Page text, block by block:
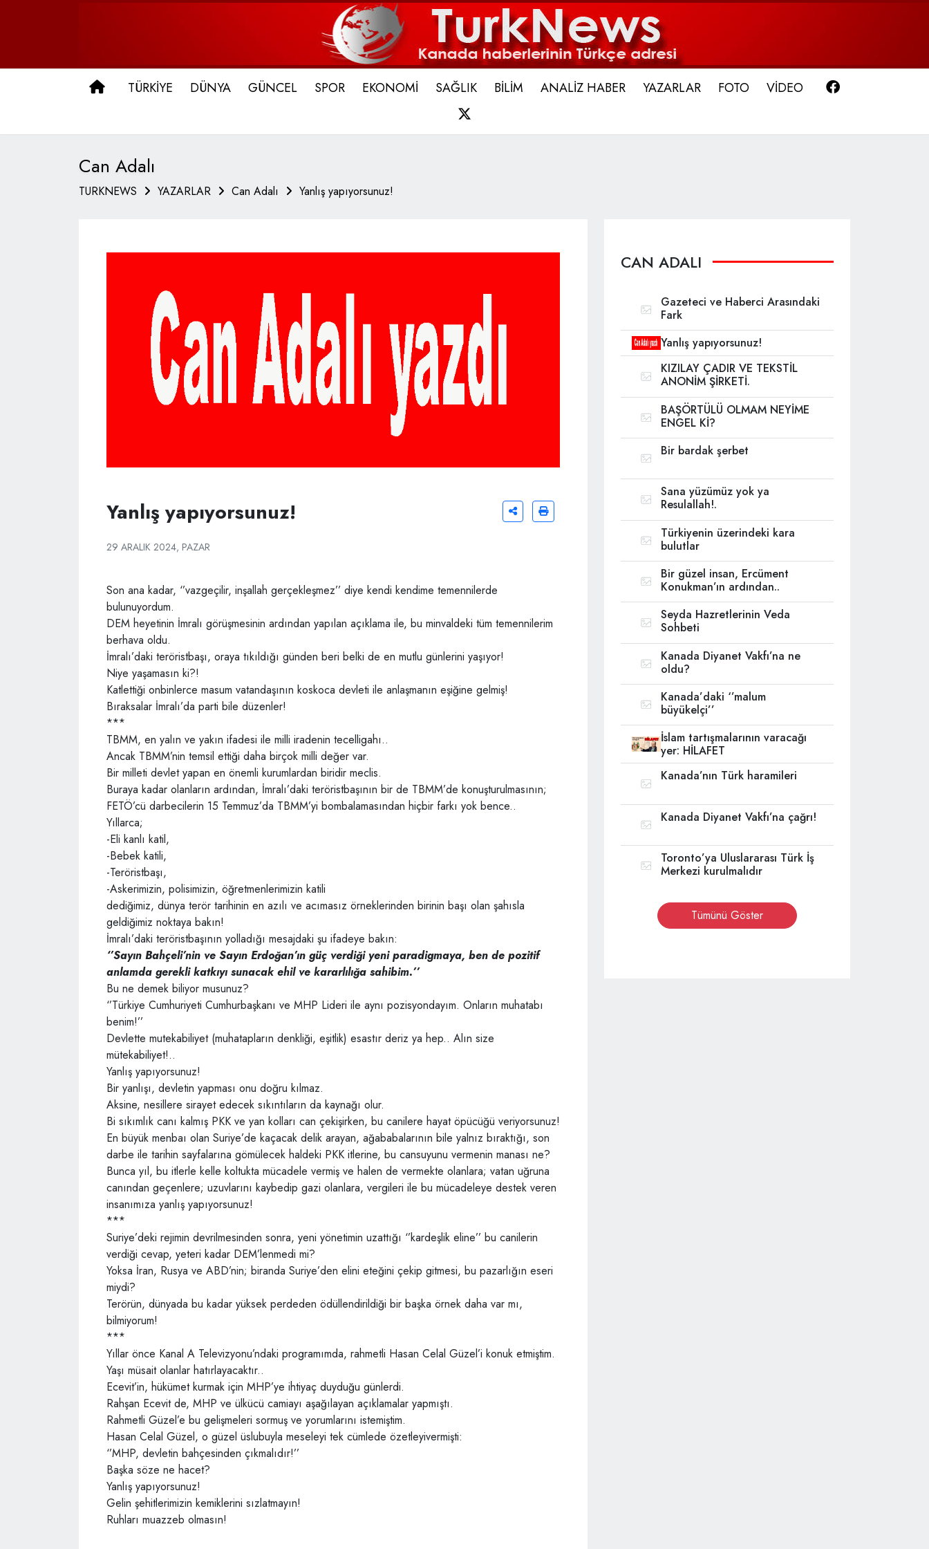
ANA SAYFA
TÜRKİYE DÜNYA GÜNCEL SPOR EKONOMİ SAĞLIK BİLİM ANALİZ HABER YAZARLAR FOTO VİDEO
Can Adalı
TURKNEWS YAZARLAR Can Adalı Yanlış yapıyorsunuz!
Yanlış yapıyorsunuz!
29 ARALIK 2024, PAZAR
Son ana kadar, ‘’vazgeçilir, inşallah gerçekleşmez’’ diye kendi kendime temennilerde
bulunuyordum.
DEM heyetinin İmralı görüşmesinin ardından yapılan açıklama ile, bu minvaldeki tüm temennilerim
berhava oldu.
İmralı’daki teröristbaşı, oraya tıkıldığı günden beri belki de en mutlu günlerini yaşıyor!
Niye yaşamasın ki?!
Katlettiği onbinlerce masum vatandaşının koskoca devleti ile anlaşmanın eşiğine gelmiş!
Bıraksalar İmralı’da parti bile düzenler!
***
TBMM, en yalın ve yakın ifadesi ile milli iradenin tecelligahı..
Ancak TBMM’nin temsil ettiği daha birçok milli değer var.
Bir milleti devlet yapan en önemli kurumlardan biridir meclis.
Buraya kadar olanların ardından, İmralı’daki teröristbaşının bir de TBMM’de konuşturulmasının;
FETÖ’cü darbecilerin 15 Temmuz’da TBMM’yi bombalamasından hiçbir farkı yok bence..
Yıllarca;
-Eli kanlı katil,
-Bebek katili,
-Teröristbaşı,
-Askerimizin, polisimizin, öğretmenlerimizin katili
dediğimiz, dünya terör tarihinin en azılı ve acımasız örneklerinden birinin başı olan şahısla
geldiğimiz noktaya bakın!
İmralı’daki teröristbaşının yolladığı mesajdaki şu ifadeye bakın:
‘’Sayın Bahçeli’nin ve Sayın Erdoğan’ın güç verdiği yeni paradigmaya, ben de pozitif
anlamda gerekli katkıyı sunacak ehil ve kararlılığa sahibim.’’
Bu ne demek biliyor musunuz?
‘’Türkiye Cumhuriyeti Cumhurbaşkanı ve MHP Lideri ile aynı pozisyondayım. Onların muhatabı
benim!’’
Devlette mutekabiliyet (muhatapların denkliği, eşitlik) esastır deriz ya hep.. Alın size
mütekabiliyet!..
Yanlış yapıyorsunuz!
Bir yanlışı, devletin yapması onu doğru kılmaz.
Aksine, nesillere sirayet edecek sıkıntıların da kaynağı olur.
Bi sıkımlık canı kalmış PKK ve yan kolları can çekişirken, bu canilere hayat öpücüğü veriyorsunuz!
En büyük menbaı olan Suriye’de kaçacak delik arayan, ağababalarının bile yalnız bıraktığı, son
darbe ile tarihin sayfalarına gömülecek haldeki PKK itlerine, bu cansuyunu vermenin manası ne?
Bunca yıl, bu itlerle kelle koltukta mücadele vermiş ve halen de vermekte olanlara; vatan uğruna
canından geçenlere; uzuvlarını kaybedip gazi olanlara, vergileri ile bu mücadeleye destek veren
insanımıza yanlış yapıyorsunuz!
***
Suriye’deki rejimin devrilmesinden sonra, yeni yönetimin uzattığı ‘’kardeşlik eline’’ bu canilerin
verdiği cevap, yeteri kadar DEM’lenmedi mi?
Yoksa İran, Rusya ve ABD’nin; biranda Suriye’den elini eteğini çekip gitmesi, bu pazarlığın eseri
miydi?
Terörün, dünyada bu kadar yüksek perdeden ödüllendirildiği bir başka örnek daha var mı,
bilmiyorum!
***
Yıllar önce Kanal A Televizyonu’ndaki programımda, rahmetli Hasan Celal Güzel’i konuk etmiştim.
Yaşı müsait olanlar hatırlayacaktır..
Ecevit’in, hükümet kurmak için MHP’ye ihtiyaç duyduğu günlerdi.
Rahşan Ecevit de, MHP ve ülkücü camiayı aşağılayan açıklamalar yapmıştı.
Rahmetli Güzel’e bu gelişmeleri sormuş ve yorumlarını istemiştim.
Hasan Celal Güzel, o güzel üslubuyla meseleyi tek cümlede özetleyivermişti:
‘’MHP, devletin bahçesinden çıkmalıdır!’’
Başka söze ne hacet?
Yanlış yapıyorsunuz!
Gelin şehitlerimizin kemiklerini sızlatmayın!
Ruhları muazzeb olmasın!
CAN ADALI
Gazeteci ve Haberci Arasındaki
Fark
Yanlış yapıyorsunuz!
KIZILAY ÇADIR VE TEKSTİL
ANONİM ŞİRKETİ.
BAŞÖRTÜLÜ OLMAM NEYİME
ENGEL Kİ?
Bir bardak şerbet
Sana yüzümüz yok ya
Resulallah!.
Türkiyenin üzerindeki kara
bulutlar
Bir güzel insan, Ercüment
Konukman’ın ardından..
Seyda Hazretlerinin Veda
Sohbeti
Kanada Diyanet Vakfı’na ne
oldu?
Kanada’daki ‘’malum
büyükelçi’’
İslam tartışmalarının varacağı
yer: HİLAFET
Kanada’nın Türk haramileri
Kanada Diyanet Vakfı’na çağrı!
Toronto’ya Uluslararası Türk İş
Merkezi kurulmalıdır
Tümünü Göster